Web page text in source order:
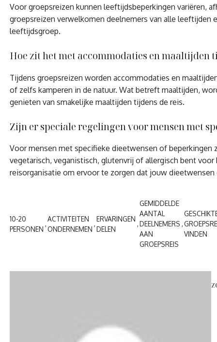
Voor groepsreizen kunnen leeftijdsbeperkingen variëren,
groepsreizen verwelkomen deelnemers van alle leeftijden
leeftijdsgroep.
Hoe zit het met accommodaties en maaltijden
Tijdens groepsreizen worden accommodaties en
of zelfs kamperen in de natuur. Wat betreft maaltijden,
genieten van smakelijke maaltijden tijdens de reis.
Zijn er speciale regelingen voor mensen met
Voor mensen met specifieke dieetwensen of beperkingen
vegetarisch, veganistisch, glutenvrij of allergisch bent
reisorganisatie om ervoor te zorgen dat jouw
10-20
PERSONEN
ACTIVITEITEN
ONDERNEMEN
ERVARINGEN
DELEN
GEMIDDELDE
AANTAL
DEELNEMERS
AAN
GROEPSREIS
VINDEN